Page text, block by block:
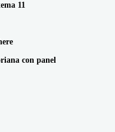
11
con panel